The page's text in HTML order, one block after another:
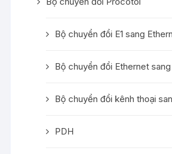
Bộ chuyển đổi E1 sang
Bộ chuyển đổi Ethernet
Bộ chuyển đổi kênh thoại
PDH